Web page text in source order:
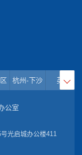
杭州-下沙 英国

公室
光启城办公楼411